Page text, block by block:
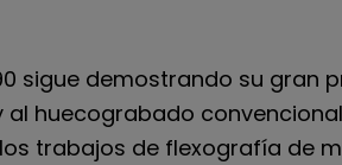
sigue demostrando su
huecograbado
trabajos de flexografía de